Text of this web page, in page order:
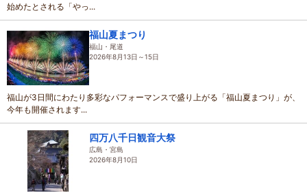
始めたとされる「やっ...
福山夏まつり
福山・尾道
2026年8月13日～15日
福山が3日間にわたり多彩なパフォーマンスで盛り上がる「福山夏まつり」が、
今年も開催されます...
四万八千日観音大祭
広島・宮島
2026年8月10日